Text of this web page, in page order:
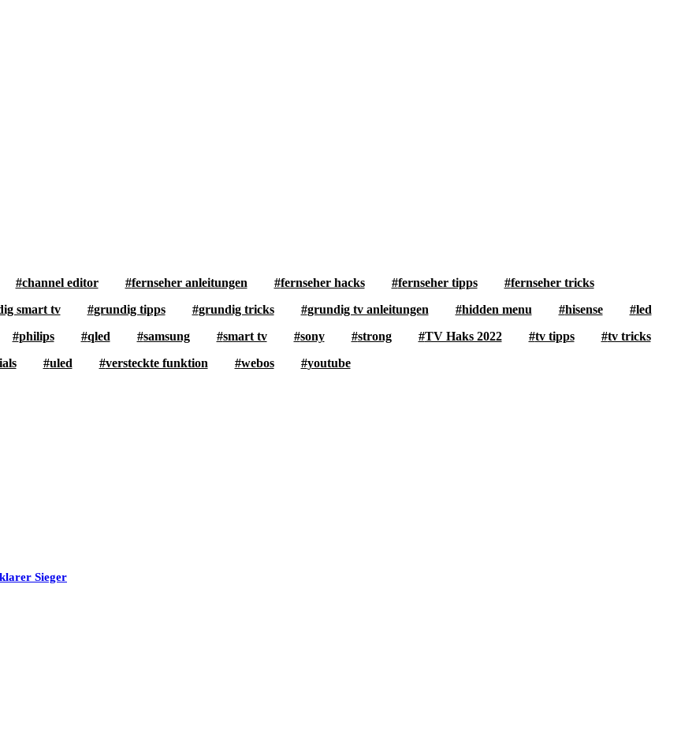
channel editor fernseher anleitungen fernseher hacks fernseher tipps
fernseher tricks
smart tv grundig tipps grundig tricks grundig tv anleitungen hidden menu hisense
led
philips qled samsung smart tv sony strong TV Haks 2022 tv tipps
tv tricks
uled versteckte funktion webos
youtube
Sieger